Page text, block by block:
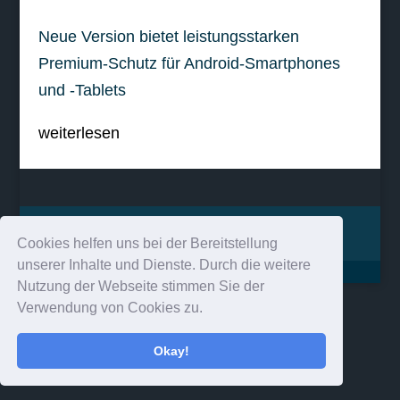
Cookies helfen uns bei der Bereitstellung
unserer Inhalte und Dienste. Durch die weitere
Nutzung der Webseite stimmen Sie der
Verwendung von Cookies zu.
Okay!
Neue Version bietet leistungsstarken
Premium-Schutz für Android-Smartphones
und -Tablets
weiterlesen
Impressum Kontakt